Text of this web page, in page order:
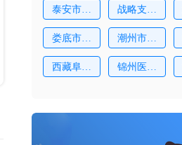
泰安市中
心
战略支援
部
娄底市中
心
潮州市中
心
西藏阜康
锦州医科